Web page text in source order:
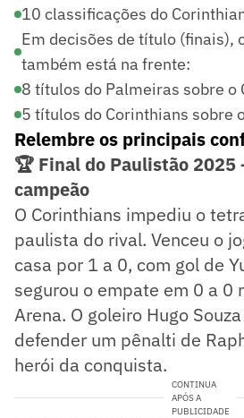
10 classificações do
Em decisões de título (finais),
também está na frente:
8 títulos do Palmeiras sobre o
5 títulos do Corinthians sobre
Relembre os principais
🏆 Final do Paulistão 2025
campeão
O Corinthians impediu o
paulista do rival. Venceu o
casa por 1 a 0, com gol de
segurou o empate em 0 a 0
Arena. O goleiro Hugo
defender um pênalti de
herói da conquista.
CONTINUA
APÓS A
PUBLICIDADE